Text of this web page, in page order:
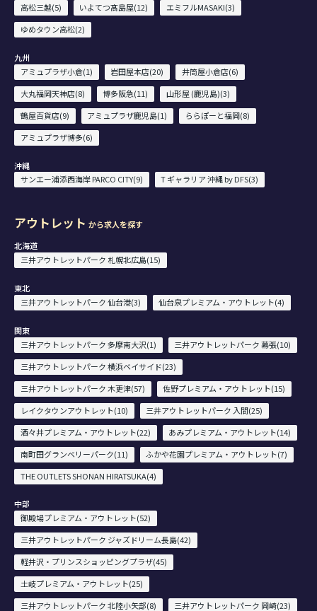
高松三越(5) いよてつ髙島屋(12)
エミフルMASAKI(3)
ゆめタウン高松(2)
九州
アミュプラザ小倉(1)
岩田屋本店(20)
井筒屋小倉店(6)
大丸福岡天神店(8)
博多阪急(11)
山形屋 (鹿児島)(3)
鶴屋百貨店(9)
アミュプラザ鹿児島(1)
ららぽーと福岡(8)
アミュプラザ博多(6)
沖縄
サンエー浦添西海岸 PARCO CITY(9)
T ギャラリア 沖縄 by DFS(3)
アウトレット から求人を探す
北海道
三井アウトレットパーク 札幌北広島(15)
東北
三井アウトレットパーク 仙台港(3)
仙台泉プレミアム・アウトレット(4)
関東
三井アウトレットパーク 多摩南大沢(1)
三井アウトレットパーク 幕張(10)
三井アウトレットパーク 横浜ベイサイド(23)
三井アウトレットパーク 木更津(57)
佐野プレミアム・アウトレット(15)
レイクタウンアウトレット(10)
三井アウトレットパーク 入間(25)
酒々井プレミアム・アウトレット(22)
あみプレミアム・アウトレット(14)
南町田グランベリーパーク(11)
ふかや花園プレミアム・アウトレット(7)
THE OUTLETS SHONAN HIRATSUKA(4)
中部
御殿場プレミアム・アウトレット(52)
三井アウトレットパーク ジャズドリーム長島(42)
軽井沢・プリンスショッピングプラザ(45)
土岐プレミアム・アウトレット(25)
三井アウトレットパーク 北陸小矢部(8)
三井アウトレットパーク 岡崎(23)